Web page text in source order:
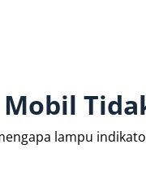
lampu